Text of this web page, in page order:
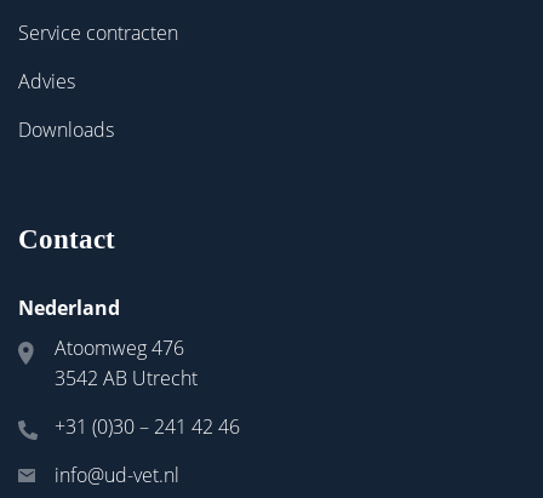
Service contracten
Advies
Downloads
Contact
Nederland
Atoomweg 476
3542 AB Utrecht
+31 (0)30 – 241 42 46
info@ud-vet.nl